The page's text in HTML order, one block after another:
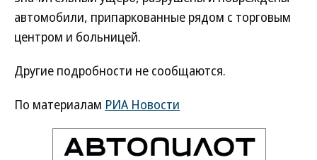
автомобили, припаркованные рядом с торговым
центром и больницей.
Другие подробности не сообщаются.
По материалам РИА Новости